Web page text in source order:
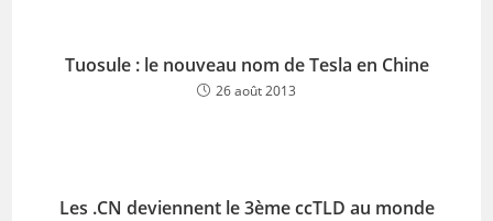
Tuosule : le nouveau nom de Tesla en Chine
26 août 2013
Les .CN deviennent le 3ème ccTLD au monde